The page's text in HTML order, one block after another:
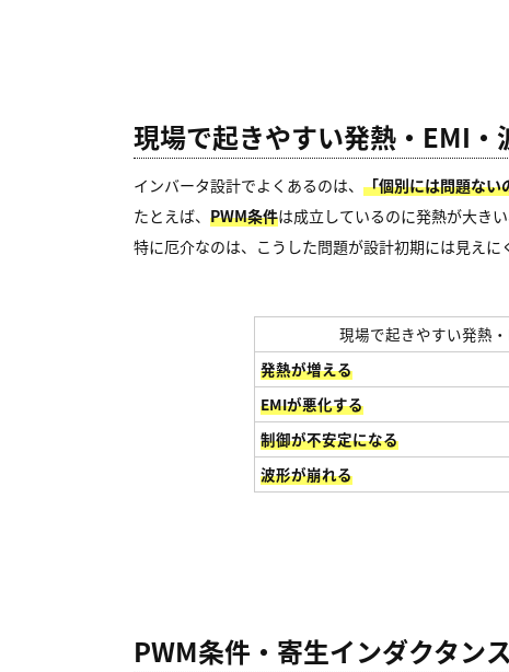
現場で起きやすい発熱・EMI・
インバータ設計でよくあるのは、 「個別には問題ない
たとえば、 PWM条件は成立しているのに発熱が大き
特に厄介なのは、こうした問題が設計初期には見えに
現場で起きやすい発熱
発熱が増える
EMIが悪化する
制御が不安定になる
波形が崩れる
PWM条件・寄生インダクタン